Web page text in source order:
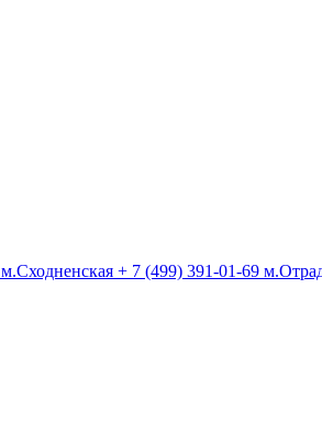
м.Сходненская + 7 (499) 391-01-69